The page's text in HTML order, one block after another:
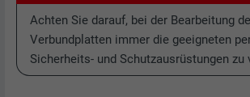
Achten Sie darauf, bei der Bearbeitung
Verbundplatten immer die geeigneten
Sicherheits- und Schutzausrüstungen zu